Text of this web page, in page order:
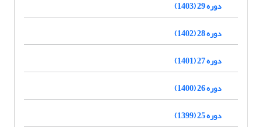
دوره 29 (1403)
دوره 28 (1402)
دوره 27 (1401)
دوره 26 (1400)
دوره 25 (1399)